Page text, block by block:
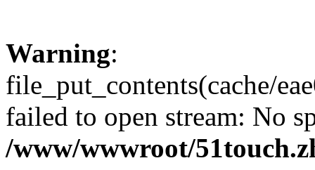
Warning:
file_put_contents(cache/
failed to open stream: No
/www/wwwroot/